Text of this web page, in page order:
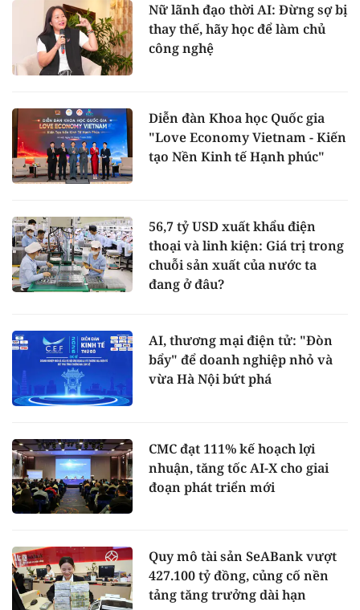
Nữ lãnh đạo thời AI: Đừng sợ bị
thay thế, hãy học để làm chủ
công nghệ
Diễn đàn Khoa học Quốc gia
"Love Economy Vietnam - Kiến
tạo Nền Kinh tế Hạnh phúc"
56,7 tỷ USD xuất khẩu điện
thoại và linh kiện: Giá trị trong
chuỗi sản xuất của nước ta
đang ở đâu?
AI, thương mại điện tử: "Đòn
bẩy" để doanh nghiệp nhỏ và
vừa Hà Nội bứt phá
CMC đạt 111% kế hoạch lợi
nhuận, tăng tốc AI-X cho giai
đoạn phát triển mới
Quy mô tài sản SeABank vượt
427.100 tỷ đồng, củng cố nền
tảng tăng trưởng dài hạn